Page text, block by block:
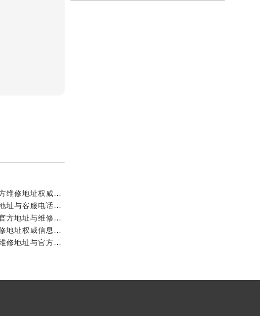
成都万国官方售后服务中心｜最新电话和官方维修地址权威信息公示（2026年7月最新）
亲身探访成都万国官方售后服务中心｜网点地址与客服电话（2026年7月最新）
亲身到店探访成都万国官方售后服务中心｜官方地址与维修热线（2026年7月最新）
成都万国官方售后服务中心｜最新热线及维修地址权威信息公示（2026年7月最新）
亲身到店探访成都万国官方售后服务中心｜维修地址与官方客服热线（2026年7月最新）